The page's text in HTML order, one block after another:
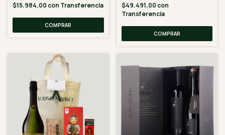
$15.984,00 con Transferencia $49.491,00 con
Transferencia